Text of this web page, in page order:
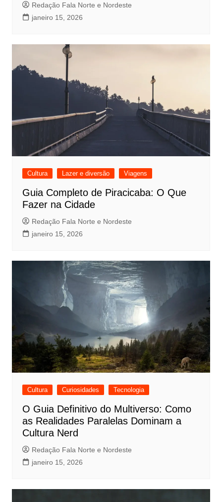
Redação Fala Norte e Nordeste
janeiro 15, 2026
Cultura Lazer e diversão Viagens
Guia Completo de Piracicaba: O Que
Fazer na Cidade
Redação Fala Norte e Nordeste
janeiro 15, 2026
Cultura Curiosidades Tecnologia
O Guia Definitivo do Multiverso: Como
as Realidades Paralelas Dominam a
Cultura Nerd
Redação Fala Norte e Nordeste
janeiro 15, 2026